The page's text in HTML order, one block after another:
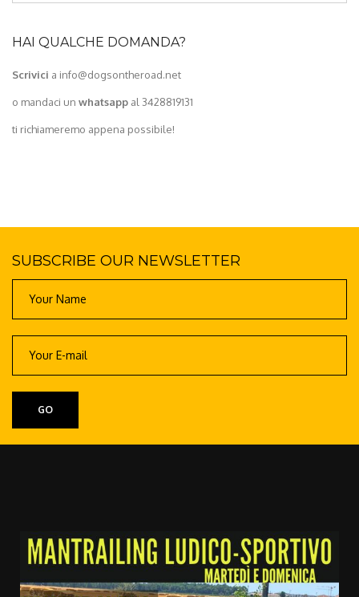
HAI QUALCHE DOMANDA?
Scrivici a info@dogsontheroad.net
o mandaci un whatsapp al 3428819131
ti richiameremo appena possibile!
SUBSCRIBE OUR NEWSLETTER